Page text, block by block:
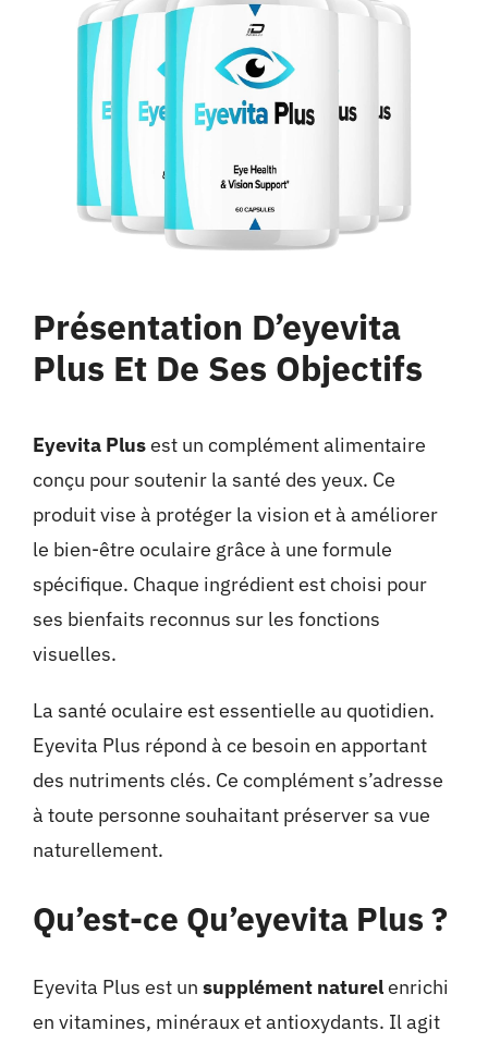
Présentation D’eyevita
Plus Et De Ses Objectifs
Eyevita Plusest un complément alimentaire
conçu pour soutenir la santé des yeux. Ce
produit vise à protéger la vision et à améliorer
le bien-être oculaire grâce à une formule
spécifique. Chaque ingrédient est choisi pour
ses bienfaits reconnus sur les fonctions
visuelles.
La santé oculaire est essentielle au quotidien.
Eyevita Plus répond à ce besoin en apportant
des nutriments clés. Ce complément s’adresse
à toute personne souhaitant préserver sa vue
naturellement.
Qu’est-ce Qu’eyevita Plus ?
Eyevita Plus est un supplément naturelenrichi
en vitamines, minéraux et antioxydants. Il agit